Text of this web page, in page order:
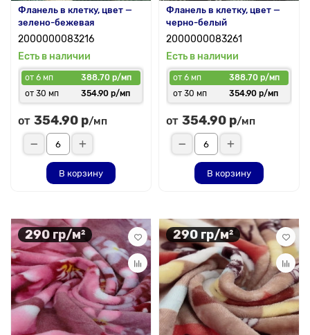
Фланель в клетку, цвет —
зелено-бежевая
2000000083216
Есть в наличии
от 6 мп
388.70 р/мп
от 30 мп
354.90 р/мп
от 354.90 р/мп
В корзину
Фланель в клетку, цвет —
черно-белый
2000000083261
Есть в наличии
от 6 мп
388.70 р/мп
от 30 мп
354.90 р/мп
от 354.90 р/мп
В корзину
290 гр/м² 290 гр/м²